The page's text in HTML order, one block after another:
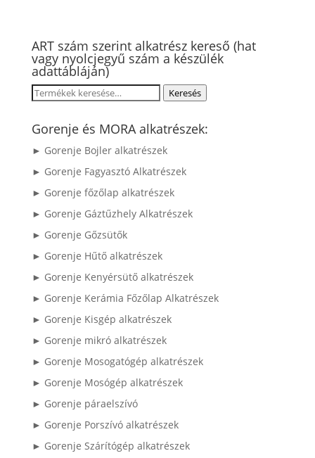
ART szám szerint alkatrész kereső (hat
vagy nyolcjegyű szám a készülék
adattábláján)
Keresés
következőre:
Keresés
Gorenje és MORA alkatrészek:
► Gorenje Bojler alkatrészek
► Gorenje Fagyasztó Alkatrészek
► Gorenje főzőlap alkatrészek
► Gorenje Gáztűzhely Alkatrészek
► Gorenje Gőzsütők
► Gorenje Hűtő alkatrészek
► Gorenje Kenyérsütő alkatrészek
► Gorenje Kerámia Főzőlap Alkatrészek
► Gorenje Kisgép alkatrészek
► Gorenje mikró alkatrészek
► Gorenje Mosogatógép alkatrészek
► Gorenje Mosógép alkatrészek
► Gorenje páraelszívó
► Gorenje Porszívó alkatrészek
► Gorenje Szárítógép alkatrészek